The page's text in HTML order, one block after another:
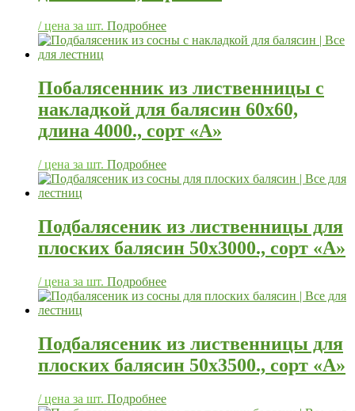
/ цена за шт. Подробнее
Побалясенник из лиственницы с
накладкой для балясин 60х60,
длина 4000., сорт «А»
/ цена за шт. Подробнее
Подбалясеник из лиственницы для
плоских балясин 50х3000., сорт «А»
/ цена за шт. Подробнее
Подбалясеник из лиственницы для
плоских балясин 50х3500., сорт «А»
/ цена за шт. Подробнее